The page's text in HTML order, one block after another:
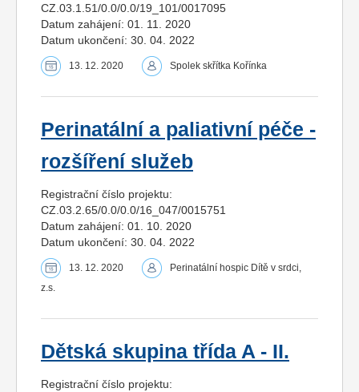
CZ.03.1.51/0.0/0.0/19_101/0017095
Datum zahájení: 01. 11. 2020
Datum ukončení: 30. 04. 2022
13. 12. 2020 Spolek skřítka Kořínka
Perinatální a paliativní péče -
rozšíření služeb
Registrační číslo projektu:
CZ.03.2.65/0.0/0.0/16_047/0015751
Datum zahájení: 01. 10. 2020
Datum ukončení: 30. 04. 2022
13. 12. 2020
Perinatální hospic Dítě v srdci,
z.s.
Dětská skupina třída A - II.
Registrační číslo projektu: